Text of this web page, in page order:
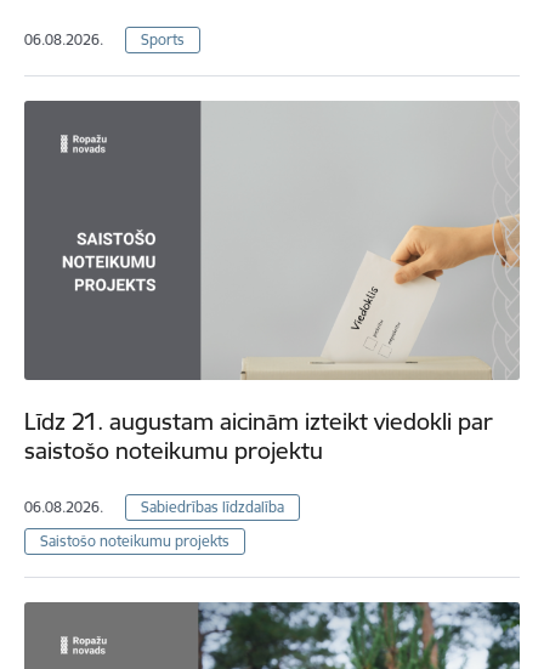
06.08.2026. Sports
Līdz 21. augustam aicinām izteikt viedokli par
saistošo noteikumu projektu
06.08.2026.
Sabiedrības līdzdalība
Saistošo noteikumu projekts